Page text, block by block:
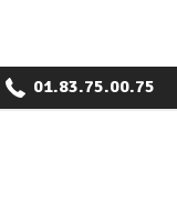
01.83.75.00.75